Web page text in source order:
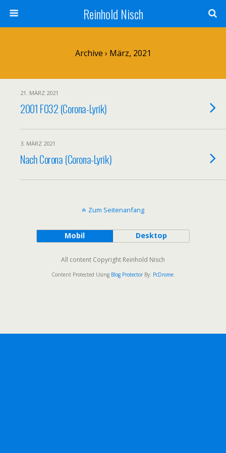
Reinhold Nisch
Archive › März, 2021
21. MÄRZ 2021
2001 F032 (Corona-Lyrik)
3. MÄRZ 2021
Nach Corona (Corona-Lyrik)
Zum Seitenanfang
Mobil Desktop
All content Copyright Reinhold Nisch
Content Protected Using Blog ProtectorBy: PcDrome.